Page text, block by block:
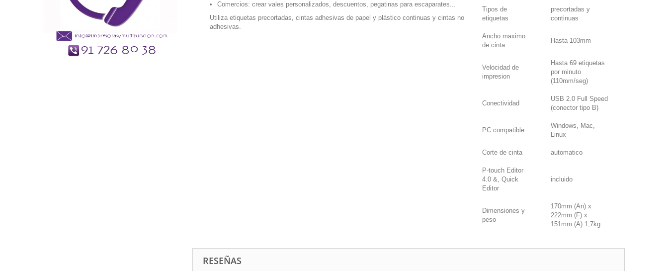
Comercios: crear vales personalizados, descuentos, pegatinas para escaparates...
Utiliza etiquetas precortadas, cintas adhesivas de papel y plástico continuas y cintas no
adhesivas.
Tipos de
etiquetas
precortadas y
continuas
Ancho maximo
de cinta
Hasta 103mm
Velocidad de
impresion
Hasta 69 etiquetas
por minuto
(110mm/seg)
Conectividad
USB 2.0 Full Speed
(conector tipo B)
PC compatible
Windows, Mac,
Linux
Corte de cinta automatico
P-touch Editor
4.0 &, Quick
Editor
incluido
Dimensiones y
peso
170mm (An) x
222mm (F) x
151mm (A) 1,7kg
RESEÑAS